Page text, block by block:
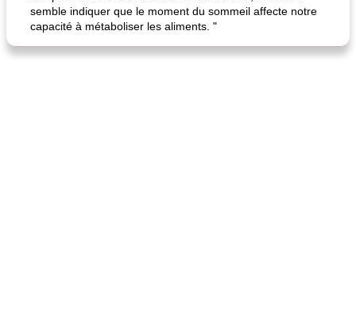
semble indiquer que le moment du sommeil affecte notre
capacité à métaboliser les aliments. "